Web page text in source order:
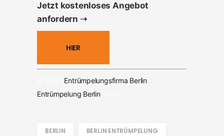
Jetzt kostenloses Angebot
anfordern ➝
HIER
Entrümpelungsfirma Berlin–
Entrümpelung Berlinseriös
BERLIN
BERLIN ENTRÜMPELUNG